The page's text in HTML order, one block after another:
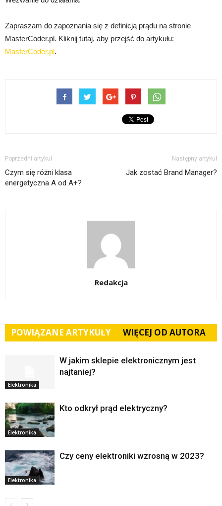
Zapraszam do zapoznania się z definicją prądu na stronie
MasterCoder.pl. Kliknij tutaj, aby przejść do artykułu:
MasterCoder.pl.
Poprzedni artykuł
Czym się różni klasa
energetyczna A od A+?
Następny artykuł
Jak zostać Brand Manager?
Redakcja
POWIĄZANE ARTYKUŁY WIĘCEJ OD AUTORA
Elektronika
W jakim sklepie elektronicznym jest
najtaniej?
Elektronika
Kto odkrył prąd elektryczny?
Elektronika
Czy ceny elektroniki wzrosną w 2023?